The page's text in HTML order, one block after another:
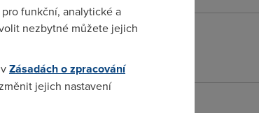
funkční, analytické a
nezbytné můžete jejich
Zásadách o zpracování
jejich nastavení